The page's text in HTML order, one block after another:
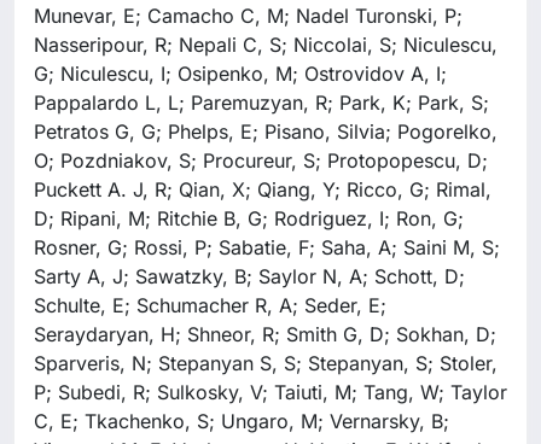
Munevar, E; Camacho C, M; Nadel Turonski, P;
Nasseripour, R; Nepali C, S; Niccolai, S; Niculescu,
G; Niculescu, I; Osipenko, M; Ostrovidov A, I;
Pappalardo L, L; Paremuzyan, R; Park, K; Park, S;
Petratos G, G; Phelps, E; Pisano, Silvia; Pogorelko,
O; Pozdniakov, S; Procureur, S; Protopopescu, D;
Puckett A. J, R; Qian, X; Qiang, Y; Ricco, G; Rimal,
D; Ripani, M; Ritchie B, G; Rodriguez, I; Ron, G;
Rosner, G; Rossi, P; Sabatie, F; Saha, A; Saini M, S;
Sarty A, J; Sawatzky, B; Saylor N, A; Schott, D;
Schulte, E; Schumacher R, A; Seder, E;
Seraydaryan, H; Shneor, R; Smith G, D; Sokhan, D;
Sparveris, N; Stepanyan S, S; Stepanyan, S; Stoler,
P; Subedi, R; Sulkosky, V; Taiuti, M; Tang, W; Taylor
C, E; Tkachenko, S; Ungaro, M; Vernarsky, B;